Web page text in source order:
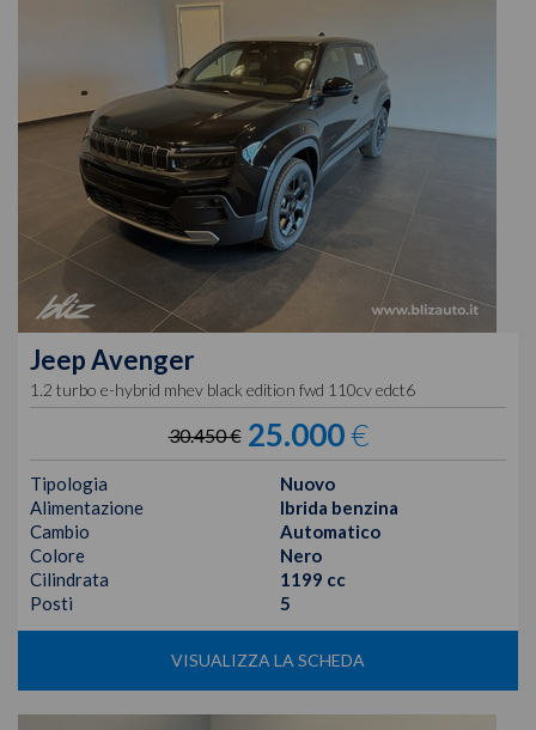
JeepAvenger
1.2 turbo e-hybrid mhev black edition fwd 110cv edct6
30.450 € 25.000€
Tipologia
Nuovo
Alimentazione
Ibrida benzina
Cambio
Automatico
Colore
Nero
Cilindrata
1199 cc
Posti
5
VISUALIZZA LA SCHEDA